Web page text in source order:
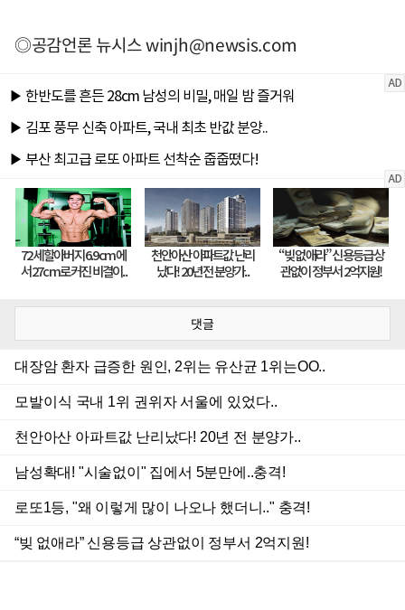
◎공감언론 뉴시스winjh@newsis.com
댓글